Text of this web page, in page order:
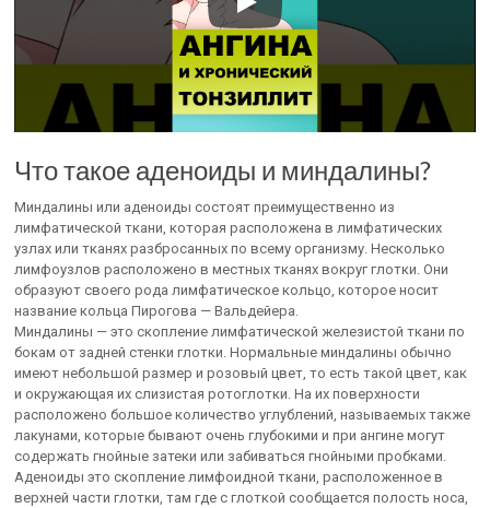
Что такое аденоиды и миндалины?
Миндалины или аденоиды состоят преимущественно из
лимфатической ткани, которая расположена в лимфатических
узлах или тканях разбросанных по всему организму. Несколько
лимфоузлов расположено в местных тканях вокруг глотки. Они
образуют своего рода лимфатическое кольцо, которое носит
название кольца Пирогова — Вальдейера.
Миндалины — это скопление лимфатической железистой ткани по
бокам от задней стенки глотки. Нормальные миндалины обычно
имеют небольшой размер и розовый цвет, то есть такой цвет, как
и окружающая их слизистая ротоглотки. На их поверхности
расположено большое количество углублений, называемых также
лакунами, которые бывают очень глубокими и при ангине могут
содержать гнойные затеки или забиваться гнойными пробками.
Аденоиды это скопление лимфоидной ткани, расположенное в
верхней части глотки, там где с глоткой сообщается полость носа,